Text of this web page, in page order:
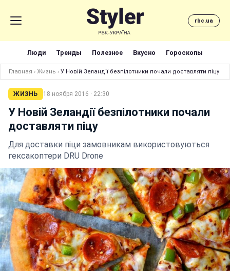
rbc.ua
Люди Тренды Полезное Вкусно Гороскопы
Главная › Жизнь › У Новій Зеландії безпілотники почали доставляти піцу
ЖИЗНЬ 18 ноября 2016 · 22:30
У Новій Зеландії безпілотники почали
доставляти піцу
Для доставки піци замовникам використовуються
гексакоптери DRU Drone